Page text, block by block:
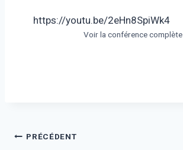
https://youtu.be/2eHn8SpiWk4
Voir la conférence complète
Navigation
PRÉCÉDENT